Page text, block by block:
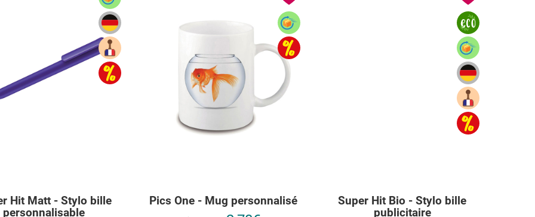
Hit Matt - Stylo bille
personnalisable
Pics One - Mug personnalisé
Super Hit Bio - Stylo bille
publicitaire